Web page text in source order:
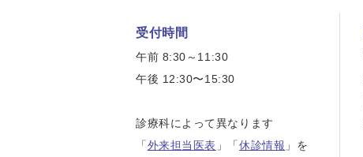
受付時間
午前 8:30～11:30
午後 12:30〜15:30
診療科によって異なります
「外来担当医表 」「休診情報 」を